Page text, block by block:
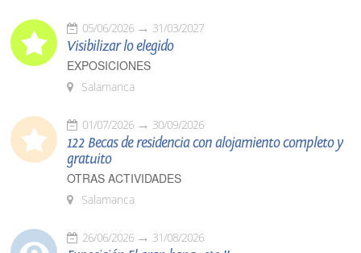
05/06/2026 31/03/2027
Visibilizar lo elegido
EXPOSICIONES
Salamanca
01/07/2026 30/09/2026
122 Becas de residencia con alojamiento completo y
gratuito
OTRAS ACTIVIDADES
Salamanca
26/06/2026 31/08/2026